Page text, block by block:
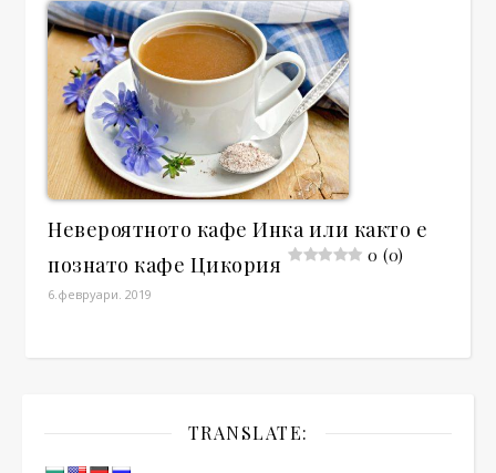
Невероятното кафе Инка или както е
познато кафе Цикория
0 (0)
6.февруари. 2019
TRANSLATE: